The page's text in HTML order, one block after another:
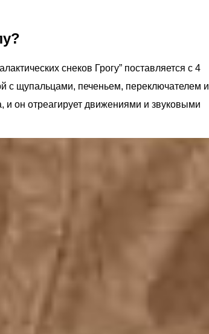
снеков Грогу” поставляется с 4
с щупальцами, печеньем, переключателем и
он отреагирует движениями и звуковыми